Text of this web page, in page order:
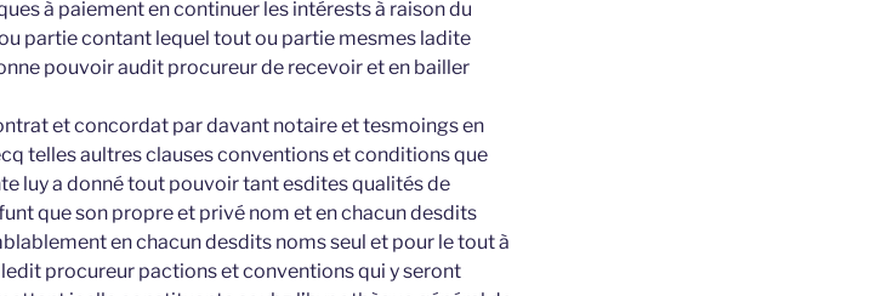
à paiement en continuer les intérests à raison du
partie contant lequel tout ou partie mesmes ladite
pouvoir audit procureur de recevoir et en bailler
et concordat par davant notaire et tesmoings en
telles aultres clauses conventions et conditions que
luy a donné tout pouvoir tant esdites qualités de
que son propre et privé nom et en chacun desdits
en chacun desdits noms seul et pour le tout à
procureur pactions et conventions qui y seront